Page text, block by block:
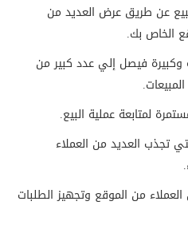
عن طريق عرض العديد من
الخاص بك.
وكبيرة فيصل إلي عدد كبير من
لمتابعة عملية البيع.
تجذب العديد من العملاء
من الموقع وتجهيز الطلبات